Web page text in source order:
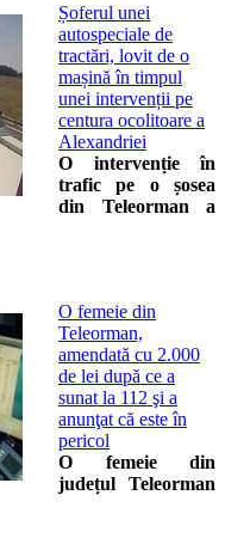
Șoferul unei
autospeciale de
tractări, lovit de o
mașină în timpul
unei intervenții pe
centura ocolitoare a
Alexandriei
O intervenție în
trafic pe o șosea
din Teleorman a
O femeie din
Teleorman,
amendată cu 2.000
de lei după ce a
sunat la 112 şi a
anunţat că este în
pericol
O femeie din
județul Teleorman